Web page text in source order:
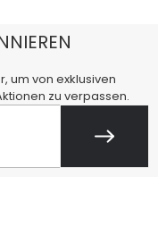
um von exklusiven
zu verpassen.